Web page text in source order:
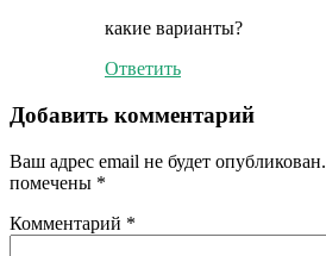
какие варианты?
Ответить
Добавить комментарий
Ваш адрес email не будет опубликован.
помечены *
Комментарий *